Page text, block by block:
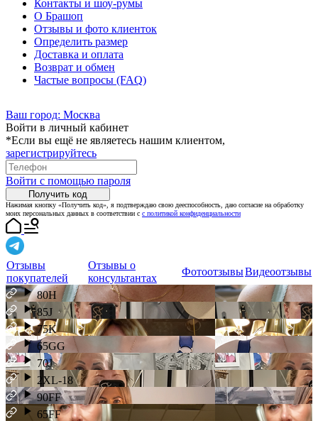
Контакты и шоу-румы
О Брашоп
Отзывы и фото клиенток
Определить размер
Доставка и оплата
Возврат и обмен
Частые вопросы (FAQ)
Ваш город: Москва
Войти в личный кабинет
*Если вы ещё не являетесь нашим клиентом,
зарегистрируйтесь
Войти с помощью пароля
Получить код
Нажимая кнопку «Получить код», я подтверждаю свою дееспособность, даю согласие на обработку
моих персональных данных в соответствии с с политикой конфиденциальности
Отзывы
покупателей
Отзывы о
консультантах
ФотоотзывыВидеоотзывы
80H
85J
75K
65GG
70J
2XL-18
90FF
65FF